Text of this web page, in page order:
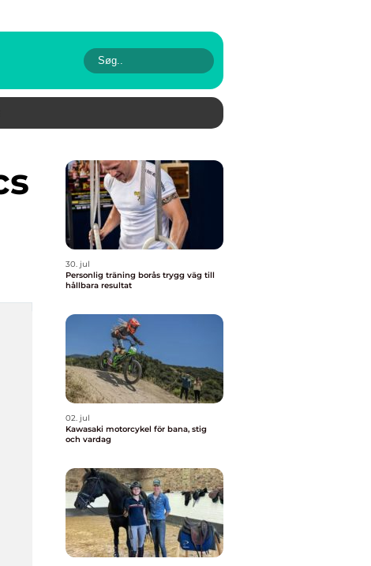
30. jul
Personlig träning borås trygg väg till
hållbara resultat
02. jul
Kawasaki motorcykel för bana, stig
och vardag